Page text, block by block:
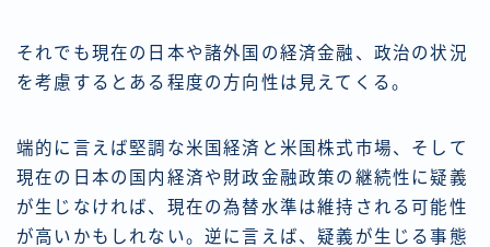
それでも現在の日本や諸外国の経済金融、政治の状況
を考慮するとある程度の方向性は見えてくる。
端的に言えば堅調な米国経済と米国株式市場、そして
現在の日本の国内経済や財政金融政策の継続性に疑義
が生じなければ、現在の為替水準は維持される可能性
が高いかもしれない。逆に言えば、疑義が生じる事態